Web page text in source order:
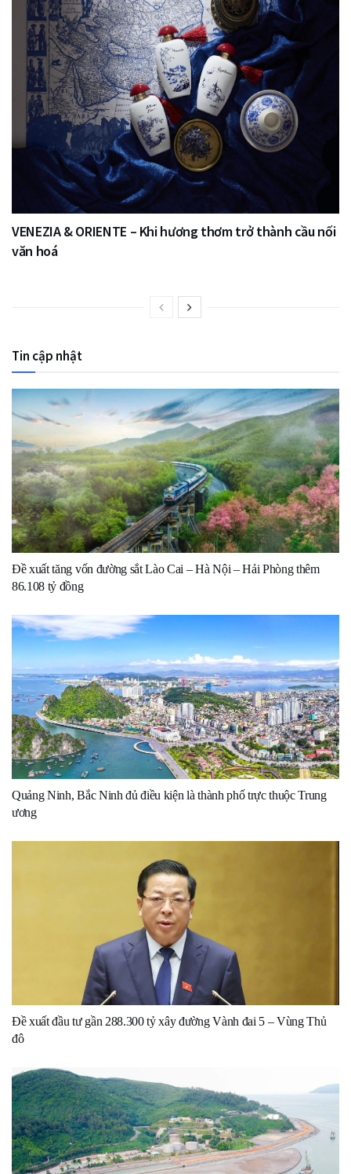
VENEZIA & ORIENTE – Khi hương thơm trở thành cầu nối
văn hoá
Tin cập nhật
Đề xuất tăng vốn đường sắt Lào Cai – Hà Nội – Hải Phòng thêm
86.108 tỷ đồng
Quảng Ninh, Bắc Ninh đủ điều kiện là thành phố trực thuộc Trung
ương
Đề xuất đầu tư gần 288.300 tỷ xây đường Vành đai 5 – Vùng Thủ
đô